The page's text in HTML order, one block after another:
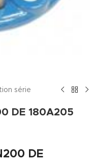
série
DE 180A205
DE